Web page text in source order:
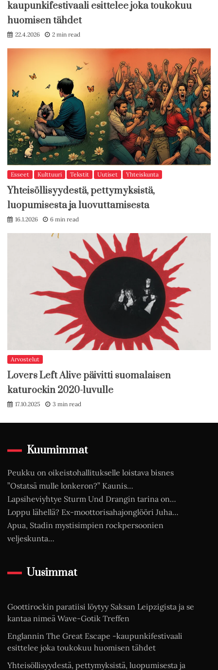
kaupunkifestivaali esittelee joka toukokuu
huomisen tähdet
22.4.2026 2 min read
Esseet Kulttuuri Tekstit Uutiset Yhteiskunta
Yhteisöllisyydestä, pettymyksistä,
luopumisesta ja luovuttamisesta
16.1.2026 6 min read
Arvostelut
Lovers Left Alive päivitti suomalaisen
katurockin 2020-luvulle
17.10.2025 3 min read
Kuumimmat
Peukku on oikeistohallitukselle loistava bisnes
”Ostatsä mulle lonkeron?” Kaunis…
Lapsiheviyhtye Sturm Und Drangin tarina on…
Loppu lähellä? Ex-moottorisahajonglööri Juha…
Apua, Stadin mystisimpien rockpersoonien
veljeskunta…
Uusimmat
Goottirockin paratiisi löytyy Saksan Leipzigista ja se
kantaa nimeä Wave-Gotik Treffen
Englannin The Great Escape -kaupunkifestivaali
esittelee joka toukokuu huomisen tähdet
Yhteisöllisyydestä, pettymyksistä, luopumisesta ja